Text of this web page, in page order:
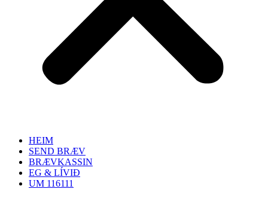
HEIM
SEND BRÆV
BRÆVKASSIN
EG & LÍVIÐ
UM 116111